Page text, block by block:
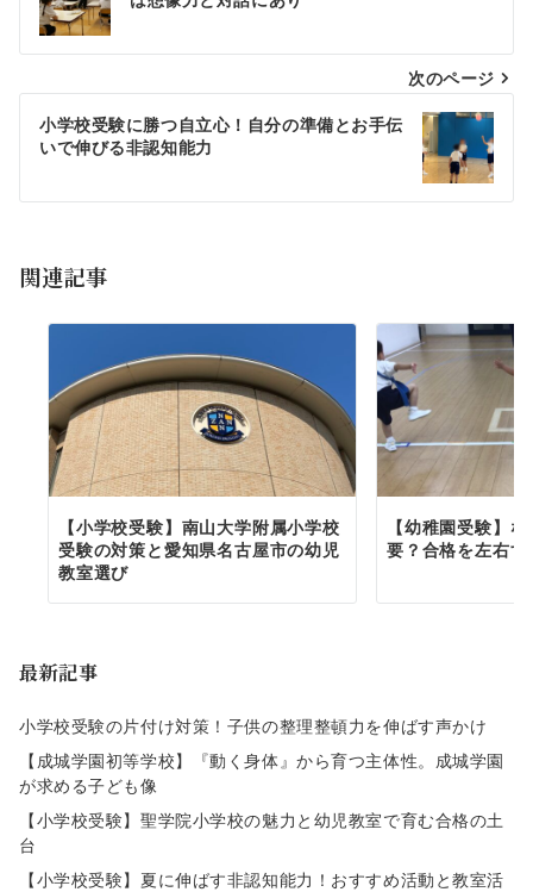
次のページ
小学校受験に勝つ自立心！自分の準備とお手伝
いで伸びる非認知能力
関連記事
【小学校受験】南山大学附属小学校
受験の対策と愛知県名古屋市の幼児
教室選び
【幼稚園受験】
要？合格を左右
最新記事
小学校受験の片付け対策！子供の整理整頓力を伸ばす声かけ
【成城学園初等学校】『動く身体』から育つ主体性。成城学園
が求める子ども像
【小学校受験】聖学院小学校の魅力と幼児教室で育む合格の土
台
【小学校受験】夏に伸ばす非認知能力！おすすめ活動と教室活